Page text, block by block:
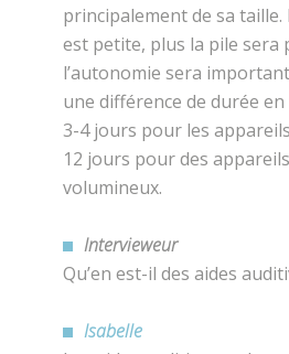
principalement de sa taille.
est petite, plus la pile sera
l’autonomie sera
une différence de durée
3-4 jours pour les
12 jours pour des
volumineux.
Intervieweur
Qu’en est-il des aides
Isabelle